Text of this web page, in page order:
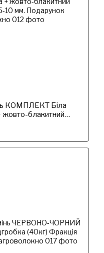
КОМПЛЕКТ Біла
жовто-блакитний